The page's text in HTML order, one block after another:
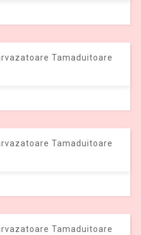
Tamaduitoare
Tamaduitoare
Tamaduitoare